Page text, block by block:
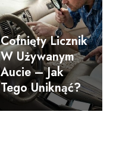
Cofnięty Licznik
W Używanym
Aucie – Jak
Tego Uniknąć?